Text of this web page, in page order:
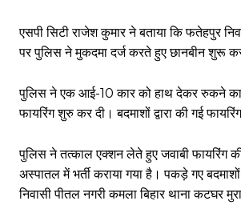
एसपी सिटी राजेश कुमार ने बताया कि फतेहपुर
पर पुलिस ने मुकदमा दर्ज करते हुए छानबीन शुरू
पुलिस ने एक आई-10 कार को हाथ देकर रुकने का
फायरिंग शुरु कर दी। बदमाशों द्वारा की गई
पुलिस ने तत्काल एक्शन लेते हुए जवाबी फायरिंग
अस्पातल में भर्ती कराया गया है। पकड़े गए बदमाशों
निवासी पीतल नगरी कमला बिहार थाना कटघर